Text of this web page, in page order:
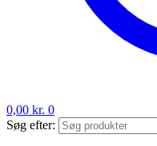
0,00 kr. 0
Søg efter: